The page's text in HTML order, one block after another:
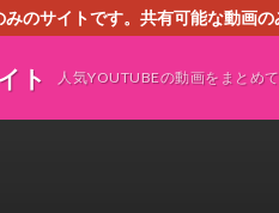
のサイトです。共有可能な動画
ト 人気YOUTUBEの動画をまとめ